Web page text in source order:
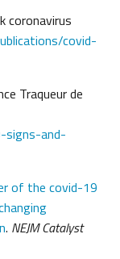
coronavirus
covid-
Traqueur de
signs-and-
of the covid-19
. NEJM Catalyst